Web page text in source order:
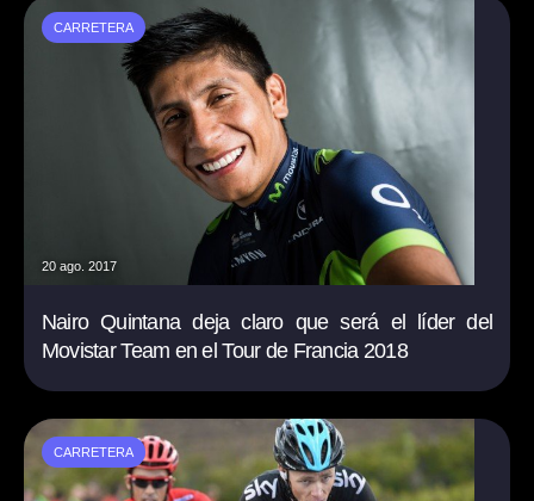
CARRETERA
20 ago. 2017
Nairo Quintana deja claro que será el líder del
Movistar Team en el Tour de Francia 2018
CARRETERA